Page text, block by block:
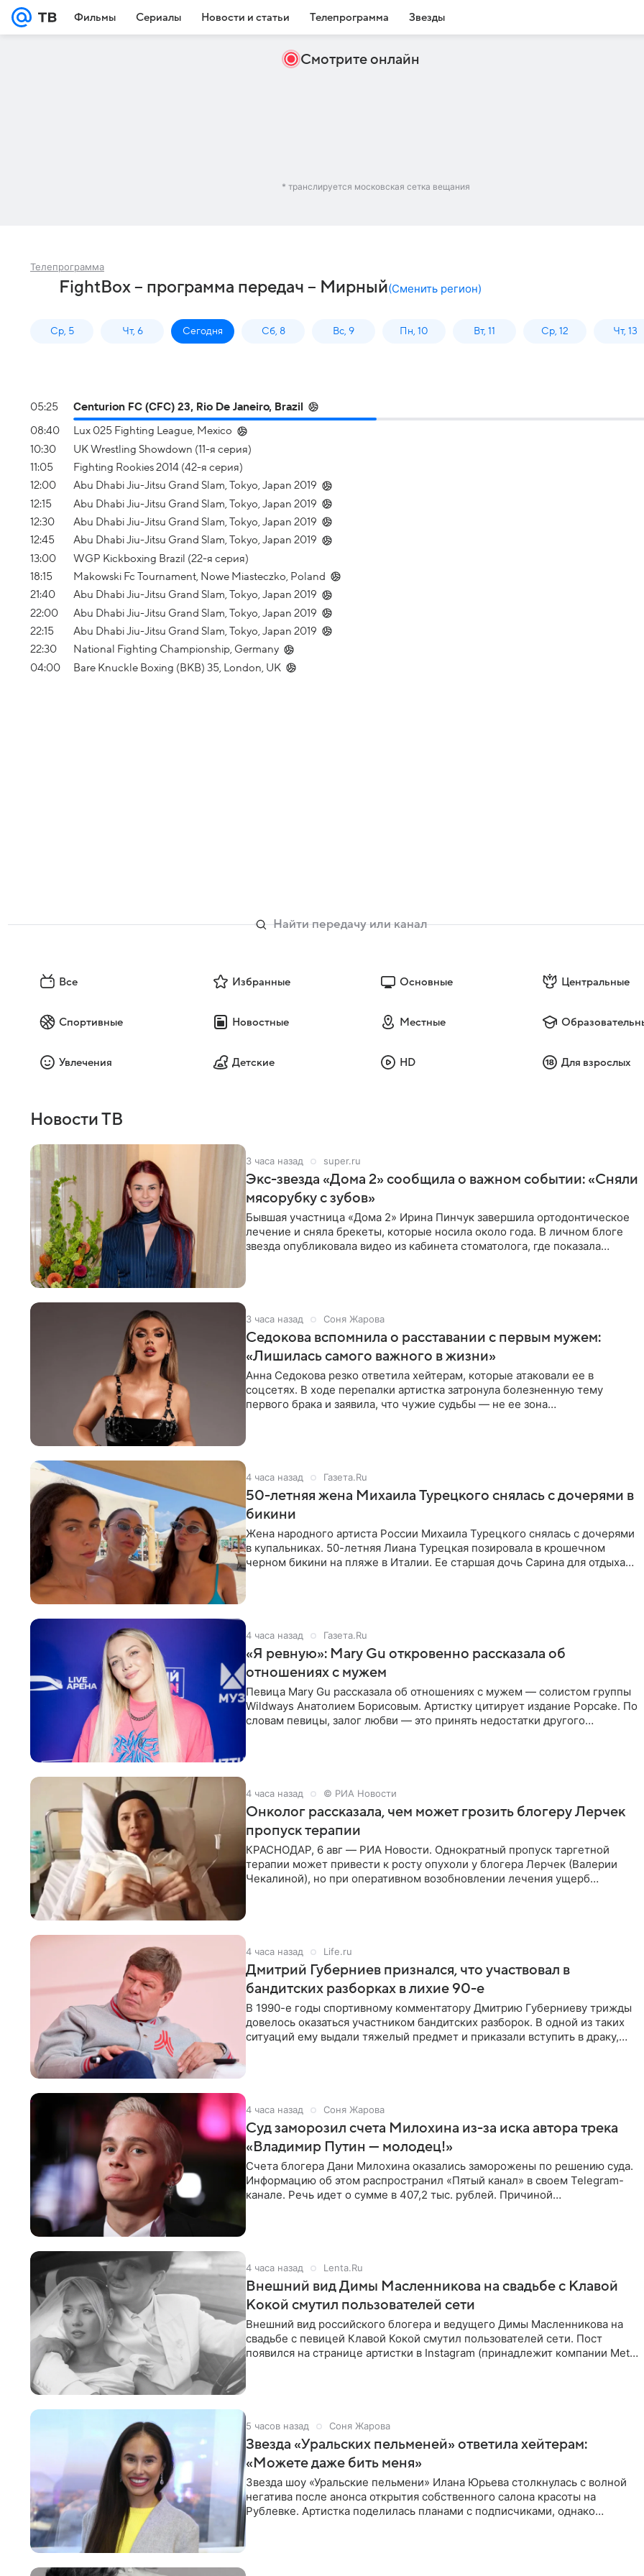
Фильмы Сериалы Новости и статьи Телепрограмма Звезды
Смотрите онлайн
* транслируется московская сетка вещания
Телепрограмма
FightBox – программа передач – Мирный(Сменить регион)
Ср, 5 Чт, 6 Сегодня Сб, 8 Вс, 9 Пн, 10 Вт, 11 Ср, 12 Чт, 13
05:25 Centurion FC (CFC) 23, Rio De Janeiro, Brazil
08:40
Lux 025 Fighting League, Mexico
10:30
UK Wrestling Showdown (11-я серия)
11:05
Fighting Rookies 2014 (42-я серия)
12:00
Abu Dhabi Jiu-Jitsu Grand Slam, Tokyo, Japan 2019
12:15
Abu Dhabi Jiu-Jitsu Grand Slam, Tokyo, Japan 2019
12:30
Abu Dhabi Jiu-Jitsu Grand Slam, Tokyo, Japan 2019
12:45
Abu Dhabi Jiu-Jitsu Grand Slam, Tokyo, Japan 2019
13:00
WGP Kickboxing Brazil (22-я серия)
18:15
Makowski Fc Tournament, Nowe Miasteczko, Poland
21:40
Abu Dhabi Jiu-Jitsu Grand Slam, Tokyo, Japan 2019
22:00
Abu Dhabi Jiu-Jitsu Grand Slam, Tokyo, Japan 2019
22:15
Abu Dhabi Jiu-Jitsu Grand Slam, Tokyo, Japan 2019
22:30
National Fighting Championship, Germany
04:00
Bare Knuckle Boxing (BKB) 35, London, UK
Все Избранные Основные Центральные
Спортивные Новостные Местные
Увлечения Детские HD Для взрослых
Новости ТВ
3 часа назад super.ru
Экс-звезда «Дома 2» сообщила о важном событии: «Сняли
мясорубку с зубов»
Бывшая участница «Дома 2» Ирина Пинчук завершила ортодонтическое
лечение и сняла брекеты, которые носила около года. В личном блоге
звезда опубликовала видео из кабинета стоматолога, где показала
3 часа назад Соня Жарова
Седокова вспомнила о расставании с первым мужем:
«Лишилась самого важного в жизни»
Анна Седокова резко ответила хейтерам, которые атаковали ее в
соцсетях. В ходе перепалки артистка затронула болезненную тему
первого брака и заявила, что чужие судьбы — не ее зона
4 часа назад Газета.Ru
50-летняя жена Михаила Турецкого снялась с дочерями в
бикини
Жена народного артиста России Михаила Турецкого снялась с дочерями
в купальниках. 50-летняя Лиана Турецкая позировала в крошечном
черном бикини на пляже в Италии. Ее старшая дочь Сарина для отдыха
4 часа назад Газета.Ru
«Я ревную»: Mary Gu откровенно рассказала об
отношениях с мужем
Певица Mary Gu рассказала об отношениях с мужем — солистом группы
Wildways Анатолием Борисовым. Артистку цитирует издание Popcake. По
словам певицы, залог любви — это принять недостатки другого
4 часа назад © РИА Новости
Онколог рассказала, чем может грозить блогеру Лерчек
пропуск терапии
КРАСНОДАР, 6 авг — РИА Новости. Однократный пропуск таргетной
терапии может привести к росту опухоли у блогера Лерчек (Валерии
Чекалиной), но при оперативном возобновлении лечения ущерб
4 часа назад Life.ru
Дмитрий Губерниев признался, что участвовал в
бандитских разборках в лихие 90-е
В 1990-е годы спортивному комментатору Дмитрию Губерниеву трижды
довелось оказаться участником бандитских разборок. В одной из таких
ситуаций ему выдали тяжелый предмет и приказали вступить в драку,
4 часа назад Соня Жарова
Суд заморозил счета Милохина из-за иска автора трека
«Владимир Путин — молодец!»
Счета блогера Дани Милохина оказались заморожены по решению суда.
Информацию об этом распространил «Пятый канал» в своем Telegram-
канале. Речь идет о сумме в 407,2 тыс. рублей. Причиной
4 часа назад Lenta.Ru
Внешний вид Димы Масленникова на свадьбе с Клавой
Кокой смутил пользователей сети
Внешний вид российского блогера и ведущего Димы Масленникова на
свадьбе с певицей Клавой Кокой смутил пользователей сети. Пост
появился на странице артистки в Instagram (принадлежит компании Meta,
5 часов назад Соня Жарова
Звезда «Уральских пельменей» ответила хейтерам:
«Можете даже бить меня»
Звезда шоу «Уральские пельмени» Илана Юрьева столкнулась с волной
негатива после анонса открытия собственного салона красоты на
Рублевке. Артистка поделилась планами с подписчиками, однако